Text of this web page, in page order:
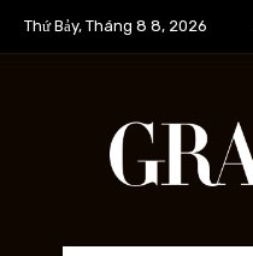
Thứ Bảy, Tháng 8 8, 2026